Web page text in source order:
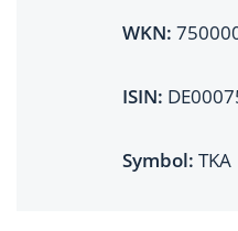
WKN:
ISIN:
Symbol: TKA